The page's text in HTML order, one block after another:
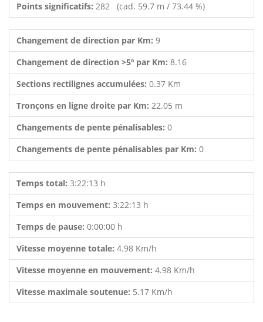
Points significatifs: 282 (cad. 59.7 m / 73.44 %)
Changement de direction par Km: 9
Changement de direction >5º par Km: 8.16
Sections rectilignes accumulées: 0.37 Km
Tronçons en ligne droite par Km: 22.05 m
Changements de pente pénalisables: 0
Changements de pente pénalisables par Km: 0
Temps total: 3:22:13 h
Temps en mouvement: 3:22:13 h
Temps de pause: 0:00:00 h
Vitesse moyenne totale: 4.98 Km/h
Vitesse moyenne en mouvement: 4.98 Km/h
Vitesse maximale soutenue: 5.17 Km/h